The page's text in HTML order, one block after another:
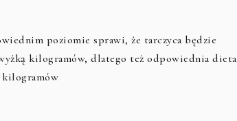
poziomie sprawi, że tarczyca będzie
kilogramów, dlatego też odpowiednia dieta
kilogramów